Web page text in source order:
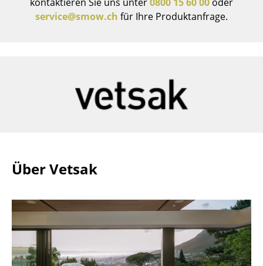
Räume
Arbeitszimmer
Badezimmer
Stauraum
Balkon & Garten
service@smow.ch für Ihre Produktanfrage.
Über Vetsak